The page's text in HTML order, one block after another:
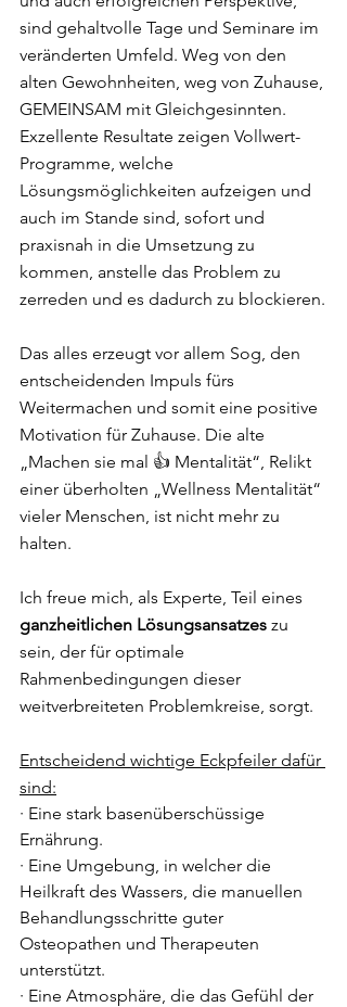
sind gehaltvolle Tage und Seminare im
veränderten Umfeld. Weg von den
alten Gewohnheiten, weg von Zuhause,
GEMEINSAM mit Gleichgesinnten.
Exzellente Resultate zeigen Vollwert-
Programme, welche
Lösungsmöglichkeiten aufzeigen und
auch im Stande sind, sofort und
praxisnah in die Umsetzung zu
kommen, anstelle das Problem zu
zerreden und es dadurch zu blockieren.
Das alles erzeugt vor allem Sog, den
entscheidenden Impuls fürs
Weitermachen und somit eine positive
Motivation für Zuhause. Die alte
„Machen sie mal 👍 Mentalität“, Relikt
einer überholten „Wellness Mentalität“
vieler Menschen, ist nicht mehr zu
halten.
Ich freue mich, als Experte, Teil eines
ganzheitlichen Lösungsansatzes zu
sein, der für optimale
Rahmenbedingungen dieser
weitverbreiteten Problemkreise, sorgt.
Entscheidend wichtige Eckpfeiler dafür
sind:
· Eine stark basenüberschüssige
Ernährung.
· Eine Umgebung, in welcher die
Heilkraft des Wassers, die manuellen
Behandlungsschritte guter
Osteopathen und Therapeuten
unterstützt.
· Eine Atmosphäre, die das Gefühl der